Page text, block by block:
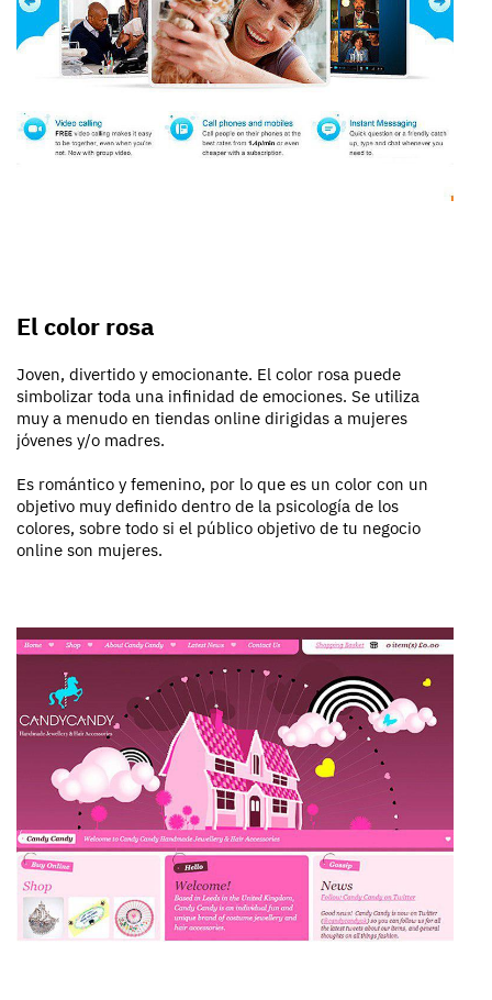
El color rosa
Joven, divertido y emocionante. El color rosa puede
simbolizar toda una infinidad de emociones. Se utiliza
muy a menudo en tiendas online dirigidas a mujeres
jóvenes y/o madres.
Es romántico y femenino, por lo que es un color con un
objetivo muy definido dentro de la psicología de los
colores, sobre todo si el público objetivo de tu negocio
online son mujeres.